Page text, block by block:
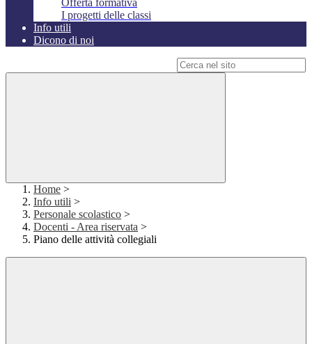
Offerta formativa
I progetti delle classi
Info utili
Dicono di noi
Home >
Info utili >
Personale scolastico >
Docenti - Area riservata >
Piano delle attività collegiali